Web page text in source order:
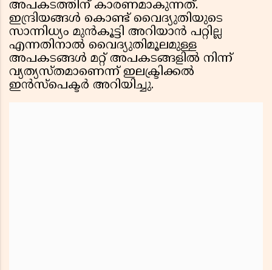
അപകടത്തിന് കാരണമാകുന്നത്.
ഇന്ദ്രിയങ്ങൾ കൊണ്ട് വൈദ്യുതിയുടെ
സാന്നിധ്യം മുൻകൂട്ടി അറിയാൻ പറ്റില്ല
എന്നതിനാൽ വൈദ്യുതിമൂലമുള്ള
അപകടങ്ങൾ മറ്റ് അപകടങ്ങളിൽ നിന്ന്
വ്യത്യസ്തമാണെന്ന് ഇലക്ട്രിക്കൽ
ഇൻസ്‌പെക്ടർ അറിയിച്ചു.